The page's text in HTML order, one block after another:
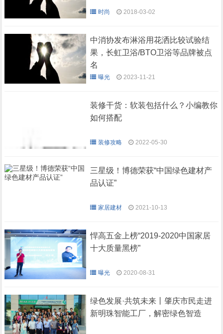
时尚 2018-03-02
中消协发布淋浴用花洒比较试验结
果，长虹卫浴/BTO卫浴等品牌被点
名
曝光 2023-11-21
装修方式中包含软装与硬
装，而软装，更为精确的
境。
装修干货：软装包括什么？小编教你
如何搭配
装修攻略 2022-05-30
三星级！博德荣获“中国绿色建材产
品认证”
家居建材 2021-10-13
悍高五金上榜“2019-2020中国家居
十大质量黑榜”
曝光 2020-08-31
绿色发展·共筑未来丨肇庆市民走进
新明珠智能工厂，解密绿色智造